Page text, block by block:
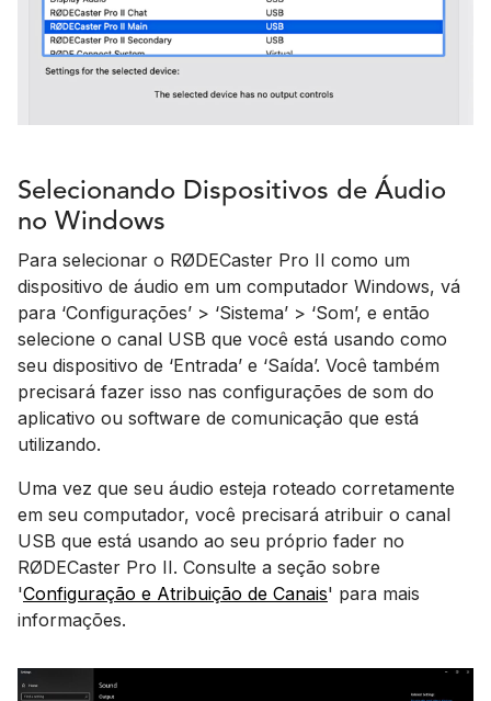
Selecionando Dispositivos de Áudio
no Windows
Para selecionar o RØDECaster Pro II como um
dispositivo de áudio em um computador Windows, vá
para ‘Configurações’ > ‘Sistema’ > ‘Som’, e então
selecione o canal USB que você está usando como
seu dispositivo de ‘Entrada’ e ‘Saída’. Você também
precisará fazer isso nas configurações de som do
aplicativo ou software de comunicação que está
utilizando.
Uma vez que seu áudio esteja roteado corretamente
em seu computador, você precisará atribuir o canal
USB que está usando ao seu próprio fader no
RØDECaster Pro II. Consulte a seção sobre
'Configuração e Atribuição de Canais' para mais
informações.